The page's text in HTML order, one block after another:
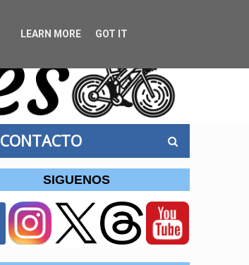
CONTACTO
SIGUENOS
LEARN MORE GOT IT